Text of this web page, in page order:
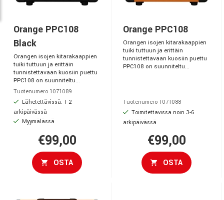
Orange PPC108
Black
Orangen isojen kitarakaappien
tuiki tuttuun ja erittäin
tunnistettavaan kuosiin puettu
PPC108 on suunniteltu...
Tuotenumero 1071089
Lähetettävissä: 1-2
arkipäivässä
Myymälässä
€99,00
OSTA
Orange PPC108
Orangen isojen kitarakaappien
tuiki tuttuun ja erittäin
tunnistettavaan kuosiin puettu
PPC108 on suunniteltu...
Tuotenumero 1071088
Toimitettavissa noin 3-6
arkipäivässä
€99,00
OSTA